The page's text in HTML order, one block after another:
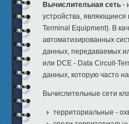
Вычислительная сеть -
устройства,
Terminal Equipment). В
автоматизированных
данных, передаваемых
или DCE - Data Circuit-
данных, которую часто
Вычислительные сети
территориальные -